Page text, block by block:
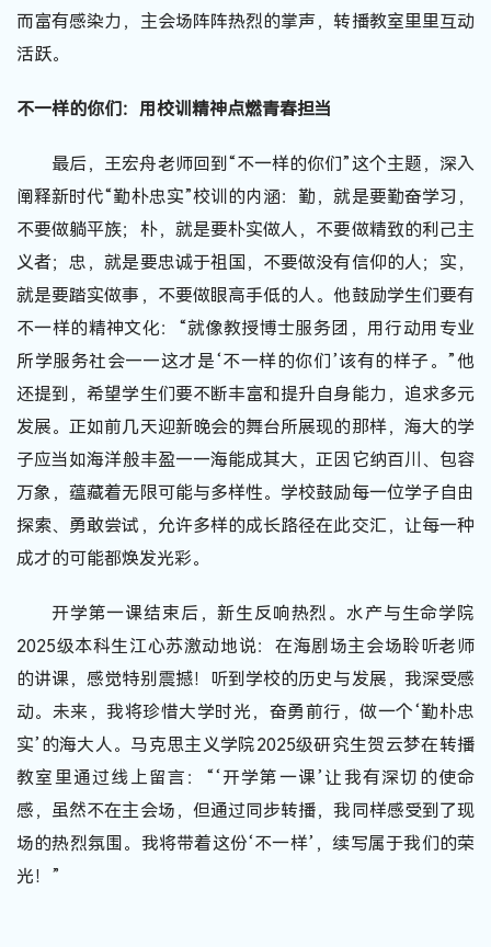
而富有感染力，主会场阵阵热烈的掌声，转播教室里里互动
活跃。
不一样的你们：用校训精神点燃青春担当
最后，王宏舟老师回到“不一样的你们”这个主题，深入
阐释新时代“勤朴忠实”校训的内涵：勤，就是要勤奋学习，
不要做躺平族；朴，就是要朴实做人，不要做精致的利己主
义者；忠，就是要忠诚于祖国，不要做没有信仰的人；实，
就是要踏实做事，不要做眼高手低的人。他鼓励学生们要有
不一样的精神文化：“就像教授博士服务团，用行动用专业
所学服务社会——这才是‘不一样的你们’该有的样子。”他
还提到，希望学生们要不断丰富和提升自身能力，追求多元
发展。正如前几天迎新晚会的舞台所展现的那样，海大的学
子应当如海洋般丰盈——海能成其大，正因它纳百川、包容
万象，蕴藏着无限可能与多样性。学校鼓励每一位学子自由
探索、勇敢尝试，允许多样的成长路径在此交汇，让每一种
成才的可能都焕发光彩。
开学第一课结束后，新生反响热烈。水产与生命学院
2025级本科生江心苏激动地说：在海剧场主会场聆听老师
的讲课，感觉特别震撼！听到学校的历史与发展，我深受感
动。未来，我将珍惜大学时光，奋勇前行，做一个‘勤朴忠
实’的海大人。马克思主义学院2025级研究生贺云梦在转播
教室里通过线上留言：“‘开学第一课’让我有深切的使命
感，虽然不在主会场，但通过同步转播，我同样感受到了现
场的热烈氛围。我将带着这份‘不一样’，续写属于我们的荣
光！”